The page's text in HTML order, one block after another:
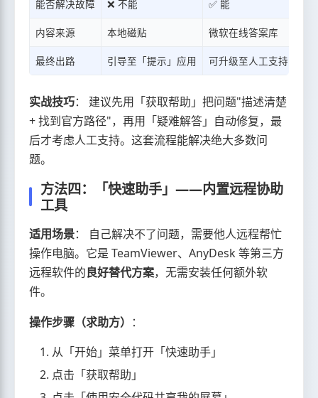
能否解决故障 ❌ 不能 ✅ 能
内容来源 本地磁贴 微软在线答案库
最终出路 引导至「提示」应用 可升级至人工支持
实战技巧： 建议先用「获取帮助」把问题"描述清楚
+ 找到官方路径"，再用「疑难解答」自动修复，最
后才考虑人工支持。这套流程能解决绝大多数问
题。
方法四：「快速助手」——内置远程协助
工具
适用场景： 自己解决不了问题，需要他人远程帮忙
操作电脑。它是 TeamViewer、AnyDesk 等第三方
远程软件的良好替代方案，无需安装任何额外软
件。
操作步骤（求助方） ：
从「开始」菜单打开「快速助手」
点击「获取帮助」